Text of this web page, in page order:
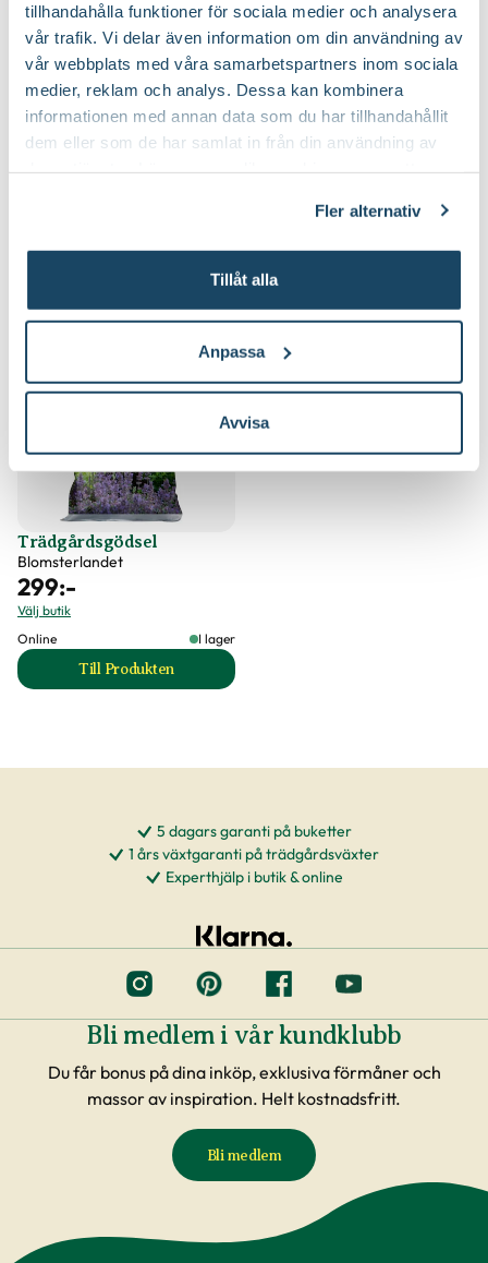
tillhandahålla funktioner för sociala medier och analysera
vår trafik. Vi delar även information om din användning av
vår webbplats med våra samarbetspartners inom sociala
medier, reklam och analys. Dessa kan kombinera
informationen med annan data som du har tillhandahållit
dem eller som de har samlat in från din användning av
Fler alternativ
Tillåt alla
Anpassa
Avvisa
Beskärningssätt: Gallra ut äldre grenar på olika höjder
Beskärningstid:
Efter blomning, Juli-september (JAS-
perioden), På hösten, På vårvintern
Trädgårdsgödsel
Blomsterlandet
299:-
Välj butik
Online
I lager
Till Produkten
till Trädgårdsgödsel produktsida
5 dagars garanti på buketter
1 års växtgaranti på trädgårdsväxter
Experthjälp i butik & online
Bli medlem i vår kundklubb
Du får bonus på dina inköp, exklusiva förmåner och
massor av inspiration. Helt kostnadsfritt.
Bli medlem